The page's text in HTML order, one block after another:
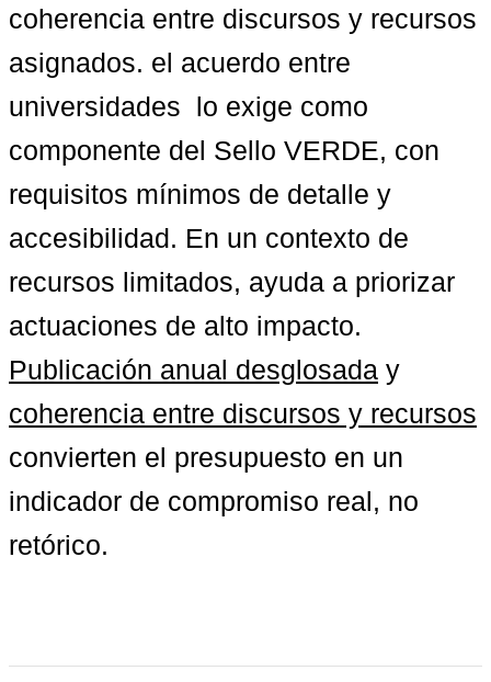
coherencia entre discursos y recursos
asignados. el acuerdo entre
universidades  lo exige como
componente del Sello VERDE, con
requisitos mínimos de detalle y
accesibilidad. En un contexto de
recursos limitados, ayuda a priorizar
Publicación anual desglosada
coherencia entre discursos y recursos
convierten el presupuesto en un
indicador de compromiso real, no
retórico.